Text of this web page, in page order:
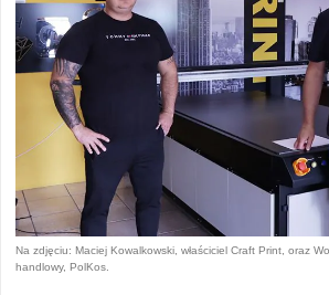
Na zdjęciu: Maciej Kowalkowski, właściciel Craft Print, oraz
handlowy, PolKos.